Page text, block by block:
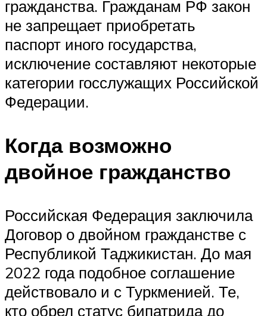
гражданства. Гражданам РФ закон
не запрещает приобретать
паспорт иного государства,
исключение составляют некоторые
категории госслужащих Российской
Федерации.
Когда возможно
двойное гражданство
Российская Федерация заключила
Договор о двойном гражданстве с
Республикой Таджикистан. До мая
2022 года подобное соглашение
действовало и с Туркменией. Те,
кто обрел статус бипатрида до